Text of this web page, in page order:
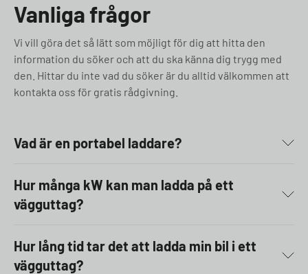
Vanliga frågor
Vi vill göra det så lätt som möjligt för dig att hitta den
information du söker och att du ska känna dig trygg med
den. Hittar du inte vad du söker är du alltid välkommen att
kontakta oss för gratis rådgivning.
Vad är en portabel laddare?
Hur många kW kan man ladda på ett
vägguttag?
Hur lång tid tar det att ladda min bil i ett
vägguttag?